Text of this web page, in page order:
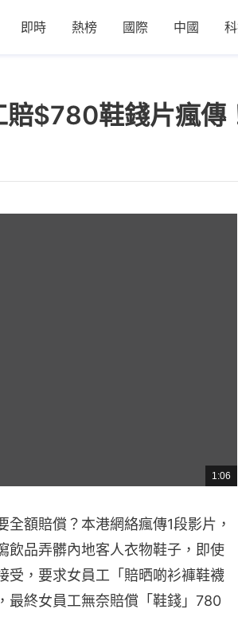
即時 熱榜 國際 中國
賠$780鞋錢片瘋
總
共
1:06
額賠償？本港網絡瘋傳1段影片，
飲品弄髒內地客人衣物鞋子，即使
受，要求女員工「賠晒啲衫褲鞋襪
最終女員工無奈賠償「鞋錢」780